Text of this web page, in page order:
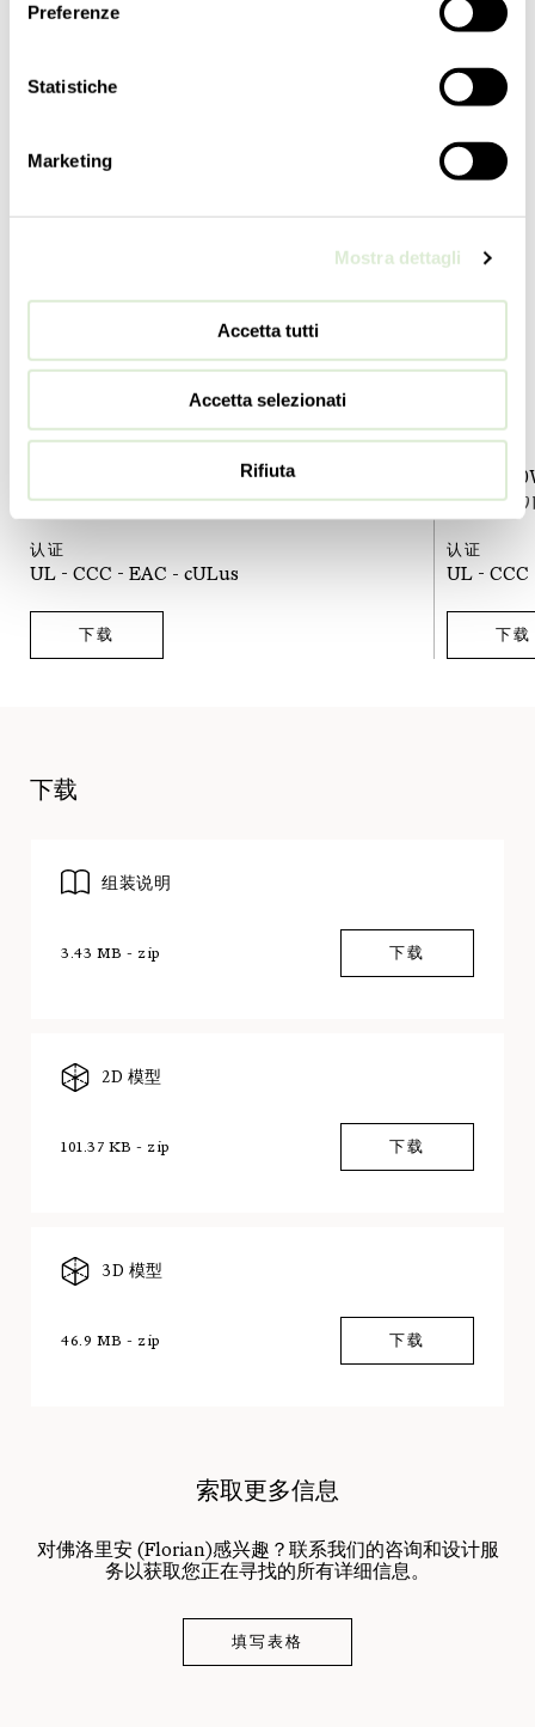
Preferenze
Statistiche
Marketing
Mostra dettagli
Accetta tutti
Accetta selezionati
Rifiuta
长度
25 ¼inc
重量
4 E14 x 60W - 可调光 - 不包含
4 E12 x 60W - dimmable - not included
认证
UL - CCC - EAC - cULus
下载
长度
31 ½inc
64cm
25 ¼
inc
重量
53
lbs
6 E14 x
6 E12 x
认证
UL - CCC
下载
下载
组装说明
3.43 MB - zip 下载
2D 模型
101.37 KB - zip 下载
3D 模型
46.9 MB - zip 下载
索取更多信息
对佛洛里安 (Florian)感兴趣？联系我们的咨询和设计服
务以获取您正在寻找的所有详细信息。
填写表格